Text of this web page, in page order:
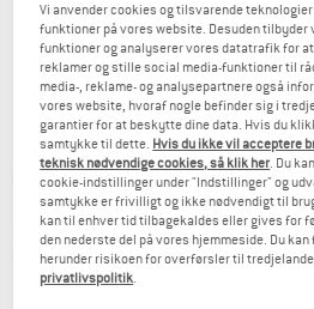
Trailrunningsko
fra 185,95 €
4,8(9)
til
Vi anvender cookies og tilsvarende
funktioner på vores website. Desuden tilbyder
funktioner og analyserer vores datatrafik for
reklamer og stille social media-funktioner til
media-, reklame- og analysepartnere også
vores website, hvoraf nogle befinder sig i
garantier for at beskytte dine data. Hvis du
samtykke til dette. Hvis du ikke vil acceptere
teknisk nødvendige cookies, så klik her. Du
cookie-indstillinger under "Indstillinger" og
samtykke er frivilligt og ikke nødvendigt til
kan til enhver tid tilbagekaldes eller gives for
den nederste del på vores hjemmeside. Du
herunder risikoen for overførsler til
privatlivspolitik.